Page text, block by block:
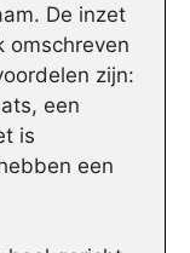
De inzet
omschreven
zijn:
een
is
een